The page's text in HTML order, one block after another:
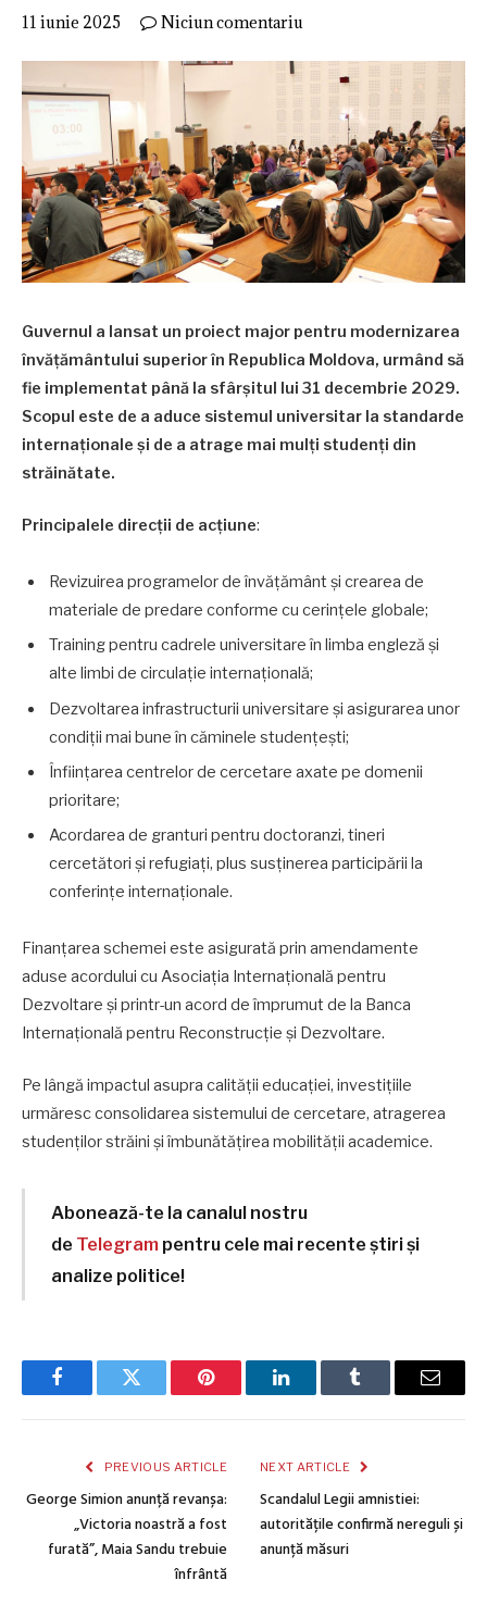
11 iunie 2025 Niciun comentariu
Guvernul a lansat un proiect major pentru modernizarea
învățământului superior în Republica Moldova, urmând să
fie implementat până la sfârșitul lui 31 decembrie 2029.
Scopul este de a aduce sistemul universitar la standarde
internaționale și de a atrage mai mulți studenți din
străinătate.
Principalele direcții de acțiune:
Revizuirea programelor de învățământ și crearea de
materiale de predare conforme cu cerințele globale;
Training pentru cadrele universitare în limba engleză și
alte limbi de circulație internațională;
Dezvoltarea infrastructurii universitare și asigurarea unor
condiții mai bune în căminele studențești;
Înființarea centrelor de cercetare axate pe domenii
prioritare;
Acordarea de granturi pentru doctoranzi, tineri
cercetători și refugiați, plus susținerea participării la
conferințe internaționale.
Finanțarea schemei este asigurată prin amendamente
aduse acordului cu Asociația Internațională pentru
Dezvoltare și printr-un acord de împrumut de la Banca
Internațională pentru Reconstrucție și Dezvoltare.
Pe lângă impactul asupra calității educației, investițiile
urmăresc consolidarea sistemului de cercetare, atragerea
studenților străini și îmbunătățirea mobilității academice.
Abonează-te la canalul nostru
de Telegram pentru cele mai recente știri și
analize politice!
FacebookTwitter Pinterest LinkedInTumblr Email
PREVIOUS ARTICLE
George Simion anunță revanșa:
„Victoria noastră a fost
furată”, Maia Sandu trebuie
înfrântă
NEXT ARTICLE
Scandalul Legii amnistiei:
autoritățile confirmă nereguli și
anunță măsuri